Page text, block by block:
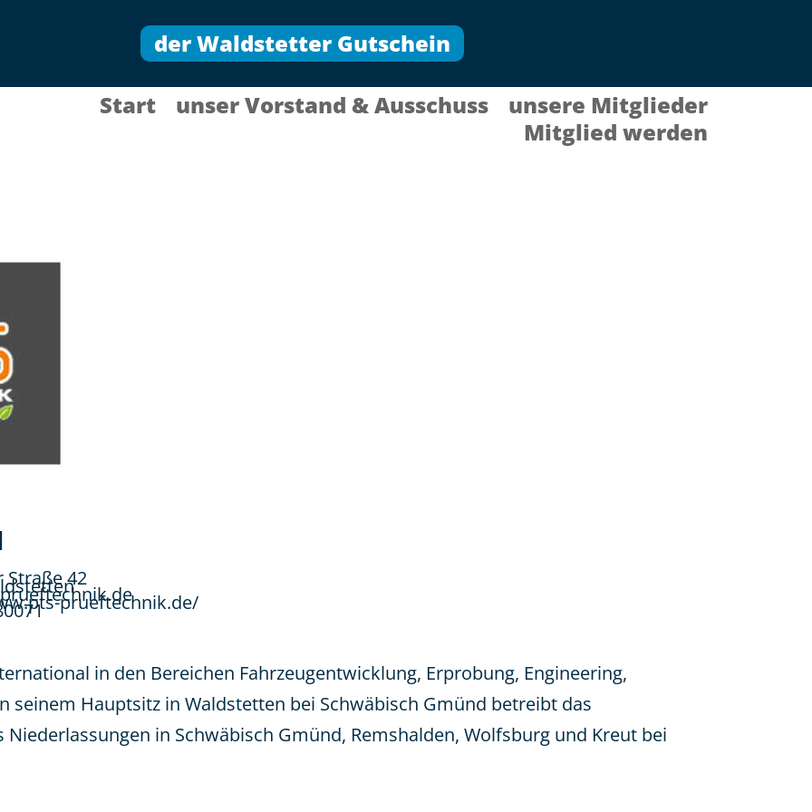
der Waldstetter Gutschein
Start unser Vorstand & Ausschuss
unsere Mitglieder
Mitglied werden
42
prueftechnik.de/
in den Bereichen Fahrzeugentwicklung, Erprobung, Engineering,
seinem Hauptsitz in Waldstetten bei Schwäbisch Gmünd betreibt das
in Schwäbisch Gmünd, Remshalden, Wolfsburg und Kreut bei